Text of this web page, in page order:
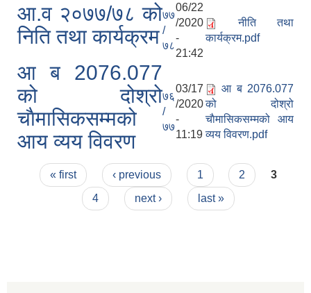
आ.व २०७७/७८ को
निति तथा कार्यक्रम
७७
/
७८
06/22
/2020
-
21:42
नीति तथा
कार्यक्रम.pdf
आ ब 2076.077
को दोश्रो
चाैमासिकसम्मको
आय व्यय विवरण
७६
/
७७
03/17
/2020
-
11:19
आ ब 2076.077
को दोश्रो
चाैमासिकसम्मको आय
व्यय विवरण.pdf
Pages
« first ‹ previous 1 2
3
4
next › last »